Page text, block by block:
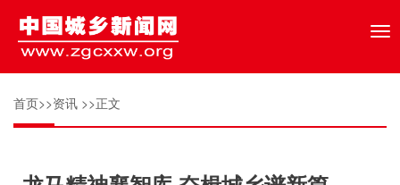
首页>>资讯 >>正文